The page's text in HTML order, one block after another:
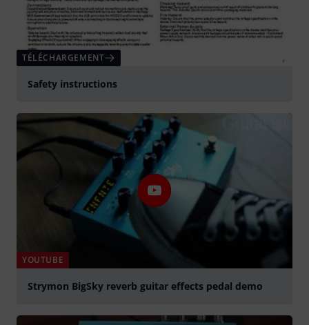
TÉLÉCHARGEMENT
Safety instructions
YOUTUBE
Strymon BigSky reverb guitar effects pedal demo